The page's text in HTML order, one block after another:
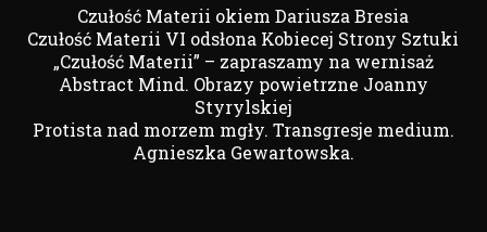
Czułość Materii okiem Dariusza Bresia
Czułość Materii VI odsłona Kobiecej Strony Sztuki
„Czułość Materii” – zapraszamy na wernisaż
Abstract Mind. Obrazy powietrzne Joanny
Styrylskiej
Protista nad morzem mgły. Transgresje medium.
Agnieszka Gewartowska.